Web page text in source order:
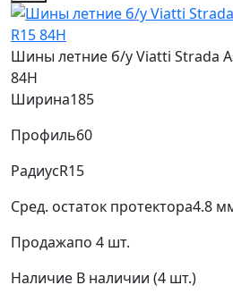
Шины летние б/у Viatti Strada
84H
Ширина185
Профиль60
РадиусR15
Сред. остаток протектора4.8
Продажапо 4 шт.
Наличие В наличии (4 шт.)